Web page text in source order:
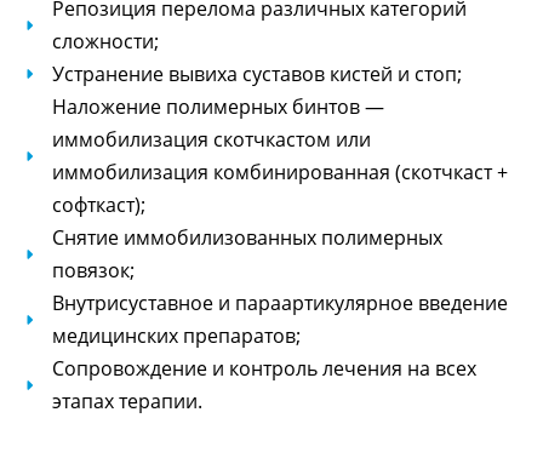
Репозиция перелома различных категорий
сложности;
Устранение вывиха суставов кистей и стоп;
Наложение полимерных бинтов —
иммобилизация скотчкастом или
иммобилизация комбинированная (скотчкаст +
софткаст);
Снятие иммобилизованных полимерных
повязок;
Внутрисуставное и параартикулярное введение
медицинских препаратов;
Сопровождение и контроль лечения на всех
этапах терапии.